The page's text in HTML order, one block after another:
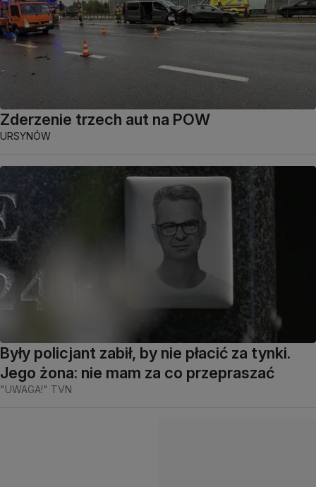
Zderzenie trzech aut na POW
URSYNÓW
Były policjant zabił, by nie płacić za tynki.
Jego żona: nie mam za co przepraszać
"UWAGA!" TVN